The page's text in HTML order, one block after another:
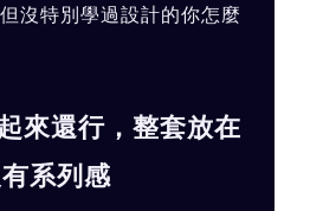
沒特別學過設計的你怎麼
來還行，整套放在
系列感